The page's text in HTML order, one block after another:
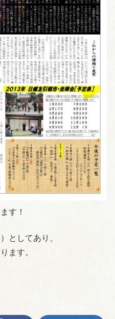
す！
としてあり、
ます。